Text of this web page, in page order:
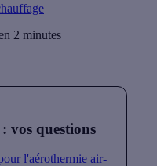
2 minutes
vos questions
l'aérothermie air-